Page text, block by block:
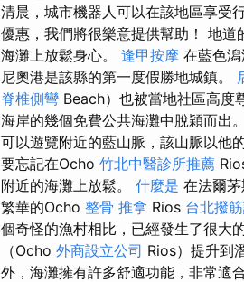
清晨，城市機器人可以在該地區享受
優惠，我們將很樂意提供幫助！ 地
海灘上放鬆身心。 逢甲按摩 在藍色
尼奧港是該縣的第一度假勝地城鎮。
脊椎側彎 Beach）也被當地社區高度
海岸的幾個免費公共海灘中脫穎而出。
可以遊覽附近的藍山脈，該山脈以他
要忘記在Ocho 竹北中醫診所推薦
附近的海灘上放鬆。 什麼是 在法爾
繁華的Ocho 整骨 推拿 Rios 台北撥
個奇怪的漁村相比，已經發生了很大
（Ocho 外商設立公司 Rios）提升到
外，海灘擁有許多舒適功能，非常適